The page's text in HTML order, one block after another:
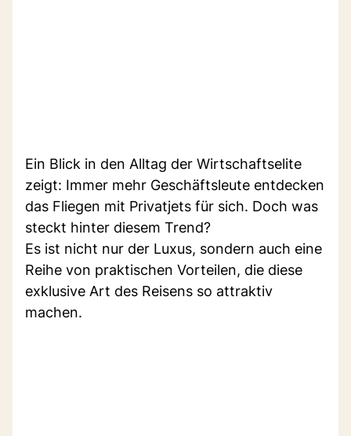
Ein Blick in den Alltag der Wirtschaftselite
zeigt: Immer mehr Geschäftsleute entdecken
das Fliegen mit Privatjets für sich. Doch was
steckt hinter diesem Trend?
Es ist nicht nur der Luxus, sondern auch eine
Reihe von praktischen Vorteilen, die diese
exklusive Art des Reisens so attraktiv
machen.